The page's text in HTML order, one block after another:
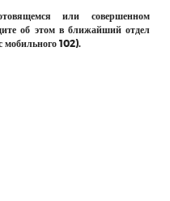
или совершенном
об этом в ближайший отдел
102).